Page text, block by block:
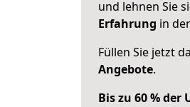
und lehnen Sie
Erfahrung in
Füllen Sie jetzt
Angebote.
Bis zu 60 % der